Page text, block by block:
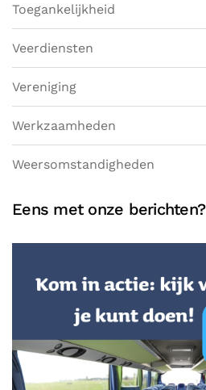
Toegankelijkheid
Veerdiensten
Vereniging
Werkzaamheden
Weersomstandigheden
Eens met onze berichten?